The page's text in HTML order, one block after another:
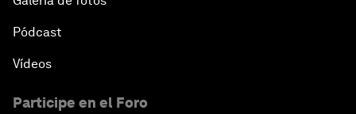
Pódcast
Vídeos
Participe en el Foro